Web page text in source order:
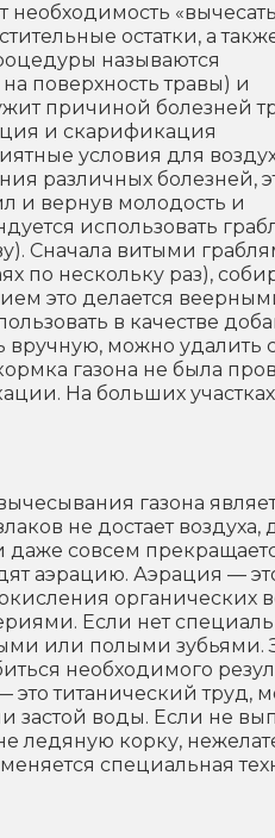
необходимость
остатки, а
называются
поверхность травы) и
причиной болезней
и скарификация
условия для
различных болезней,
и вернув молодость и
использовать
Сначала витыми
по нескольку раз),
это делается
в качестве
вручную, можно удалить
газона не была
На больших участках
газона
не достает воздуха,
даже совсем
аэрацию. Аэрация —
органических
Если нет
или полыми зубьями.
необходимого
это титанический труд,
застой воды. Если не
ледяную корку,
специальная